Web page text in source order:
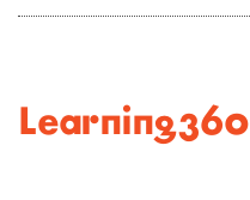
Learning360